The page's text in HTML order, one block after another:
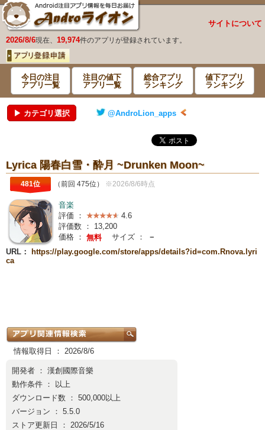
サイトについて
2026/8/6現在、 19,974件のアプリが登録されています。
今日の注目
アプリ一覧
注目の値下
アプリ一覧
総合アプリ
ランキング
値下アプリ
ランキング
▶ カテゴリ選択 @AndroLion_apps
Lyrica 陽春白雪・酔月 ~Drunken Moon~
481位 （前回 475位） ※2026/8/6時点
音楽
評価 ：
4.6
評価数 ： 13,200
価格 ： 無料 サイズ ：
－
URL：
https://play.google.com/store/apps/details?id=com.Rnova.lyri
ca
情報取得日 ： 2026/8/6
開発者 ： 漢創國際音樂
動作条件 ： 以上
ダウンロード数 ： 500,000以上
バージョン ： 5.5.0
ストア更新日 ： 2026/5/16